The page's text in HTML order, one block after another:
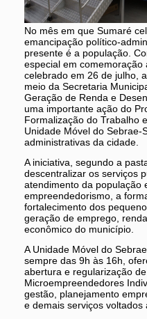
No mês em que Sumaré
emancipação político-
presente é a população.
especial em comemoração
celebrado em 26 de julho,
meio da Secretaria
Geração de Renda e
uma importante ação do
Formalização do Trabalho
Unidade Móvel do Sebrae-
administrativas da cidade.
A iniciativa, segundo a
descentralizar os serviços
atendimento da população
empreendedorismo, a
fortalecimento dos
geração de emprego,
econômico do município.
A Unidade Móvel do
sempre das 9h às 16h,
abertura e regularização
Microempreendedores
gestão, planejamento
e demais serviços